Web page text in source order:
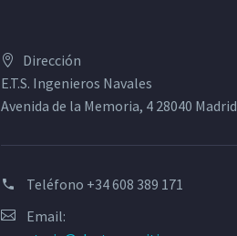
Dirección
E.T.S. Ingenieros Navales
Avenida de la Memoria, 4 28040 Madrid
Teléfono +34 608 389 171
Email: